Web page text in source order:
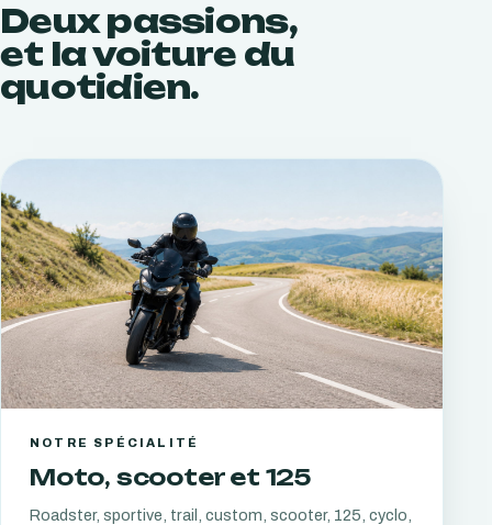
Deux passions,
et la voiture du
quotidien.
NOTRE SPÉCIALITÉ
Moto, scooter et 125
Roadster, sportive, trail, custom, scooter, 125, cyclo,